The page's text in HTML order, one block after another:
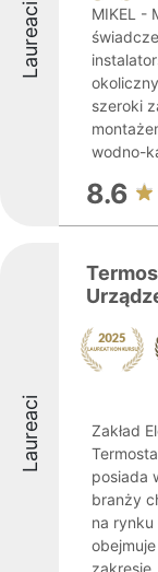
Laureaci
MIKEL -
szeroki
wodno-
8.6
Laureaci
Zakład
posiada
branży
na rynku
zakresie